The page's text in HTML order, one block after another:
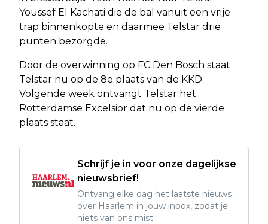
Youssef El Kachati die de bal vanuit een vrije
trap binnenkopte en daarmee Telstar drie
punten bezorgde.
Door de overwinning op FC Den Bosch staat
Telstar nu op de 8e plaats van de KKD.
Volgende week ontvangt Telstar het
Rotterdamse Excelsior dat nu op de vierde
plaats staat.
Schrijf je in voor onze dagelijkse
nieuwsbrief!
Ontvang elke dag het laatste nieuws
over Haarlem in jouw inbox, zodat je
niets van ons mist.